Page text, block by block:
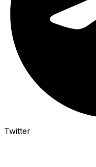
Twitter